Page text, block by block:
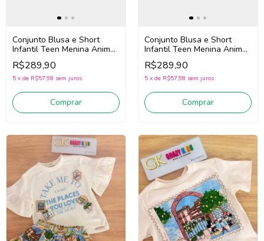
Conjunto Blusa e Short
Infantil Teen Menina Animé
N6040 (Off White/Azul)
R$289,90
5 x de R$57,98 sem juros
Comprar
Conjunto Blusa e Short
Infantil Teen Menina Animé
N6085 (Bege/Amarelo)
R$289,90
5 x de R$57,98 sem juros
Comprar